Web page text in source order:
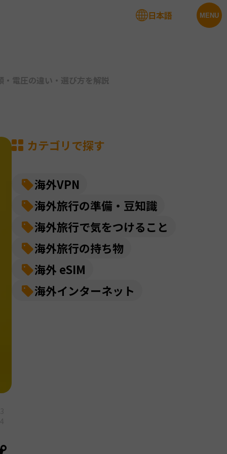
MENU
日本語
電圧の違い・選び方を解説
カテゴリで探す
海外VPN
海外旅行の準備・豆知識
海外旅行で気をつけること
海外旅行の持ち物
海外 eSIM
海外インターネット